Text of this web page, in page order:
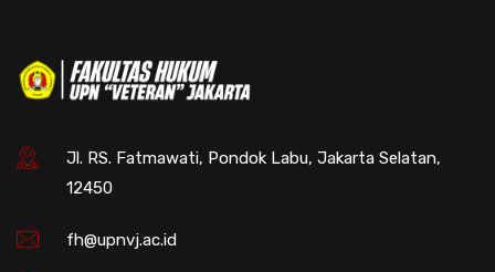
Jl. RS. Fatmawati, Pondok Labu, Jakarta Selatan,
12450
fh@upnvj.ac.id